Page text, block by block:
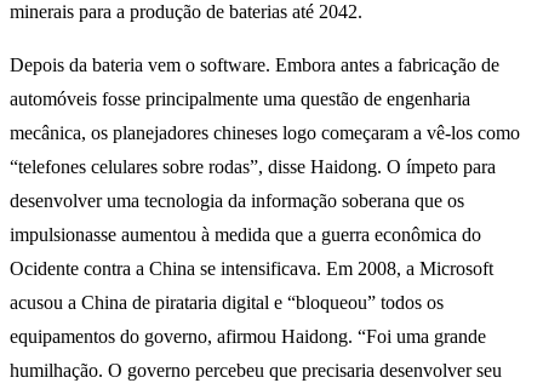
minerais para a produção de baterias até 2042.
Depois da bateria vem o software. Embora antes a fabricação de
automóveis fosse principalmente uma questão de engenharia
mecânica, os planejadores chineses logo começaram a vê-los como
“telefones celulares sobre rodas”, disse Haidong. O ímpeto para
desenvolver uma tecnologia da informação soberana que os
impulsionasse aumentou à medida que a guerra econômica do
Ocidente contra a China se intensificava. Em 2008, a Microsoft
acusou a China de pirataria digital e “bloqueou” todos os
equipamentos do governo, afirmou Haidong. “Foi uma grande
humilhação. O governo percebeu que precisaria desenvolver seu